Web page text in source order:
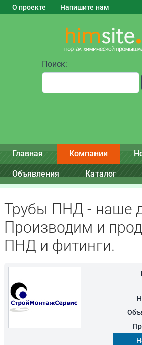
О проекте Напишите нам
Поиск:
Главная Компании
Объявления Каталог
Трубы ПНД - наше
Производим и
ПНД и фитинги.